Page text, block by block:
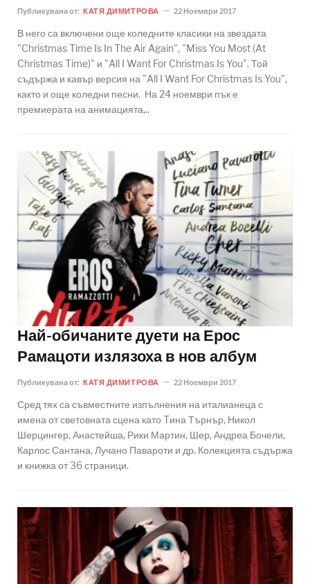
Публикувана от: КАТЯ ДИМИТРОВА 22 Ноември 2017
В него са включени още коледните класики на звездата
"Christmas Time Is In The Air Again", "Miss You Most (At
Christmas Time)" и "All I Want For Christmas Is You". Той
съдържа и кавър версия на "All I Want For Christmas Is You",
както и още коледни песни. На 24 ноември пък е
премиерата на анимацията,..
Най-обичаните дуети на Ерос
Рамацоти излязоха в нов албум
Публикувана от: КАТЯ ДИМИТРОВА 22 Ноември 2017
Сред тях са съвместните изпълнения на италианеца с
имена от световната сцена като Tина Търнър, Никол
Шерцингер, Анастейша, Рики Мартин, Шер, Андреа Бочели,
Карлос Сантана, Лучано Павароти и др. Колекцията съдържа
и книжка от 36 страници.